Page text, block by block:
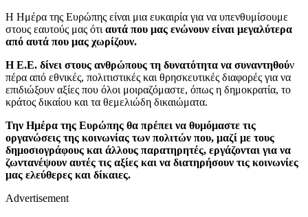
Η Ημέρα της Ευρώπης είναι μια ευκαιρία για να υπενθυμίσουμε
στους εαυτούς μας ότι αυτά που μας ενώνουν είναι μεγαλύτερα
από αυτά που μας χωρίζουν.
Η Ε.Ε. δίνει στους ανθρώπους τη δυνατότητα να συναντηθούν
πέρα από εθνικές, πολιτιστικές και θρησκευτικές διαφορές για να
επιδιώξουν αξίες που όλοι μοιραζόμαστε, όπως η δημοκρατία, το
κράτος δικαίου και τα θεμελιώδη δικαιώματα.
Την Ημέρα της Ευρώπης θα πρέπει να θυμόμαστε τις
οργανώσεις της κοινωνίας των πολιτών που, μαζί με τους
δημοσιογράφους και άλλους παρατηρητές, εργάζονται για να
ζωντανέψουν αυτές τις αξίες και να διατηρήσουν τις κοινωνίες
μας ελεύθερες και δίκαιες.
Advertisement